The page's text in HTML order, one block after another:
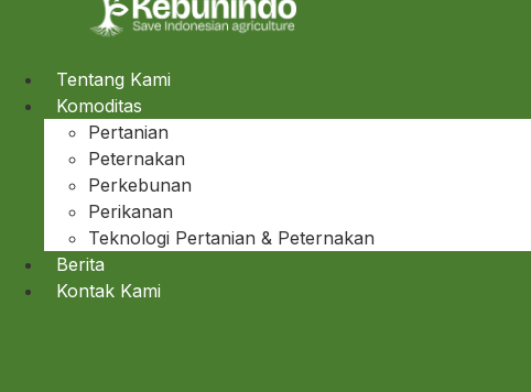
Tentang Kami
Komoditas
Pertanian
Peternakan
Perkebunan
Perikanan
Teknologi Pertanian & Peternakan
Berita
Kontak Kami